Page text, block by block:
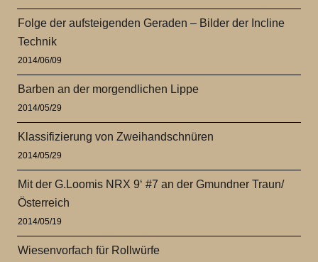
Folge der aufsteigenden Geraden – Bilder der Incline
Technik
2014/06/09
Barben an der morgendlichen Lippe
2014/05/29
Klassifizierung von Zweihandschnüren
2014/05/29
Mit der G.Loomis NRX 9‘ #7 an der Gmundner Traun/
Österreich
2014/05/19
Wiesenvorfach für Rollwürfe